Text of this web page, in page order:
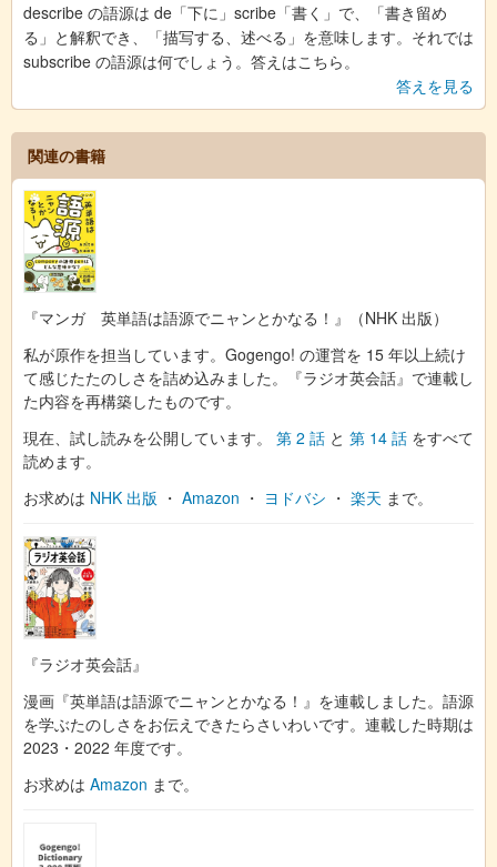
describe の語源は de「下に」scribe「書く」で、「書き留め
る」と解釈でき、「描写する、述べる」を意味します。それでは
subscribe の語源は何でしょう。答えはこちら。
答えを見る
関連の書籍
『マンガ 英単語は語源でニャンとかなる！』（NHK 出版）
私が原作を担当しています。Gogengo! の運営を 15 年以上続け
て感じたたのしさを詰め込みました。『ラジオ英会話』で連載し
た内容を再構築したものです。
現在、試し読みを公開しています。 第 2 話 と 第 14 話 をすべて
読めます。
お求めは NHK 出版 ・ Amazon ・ ヨドバシ ・ 楽天 まで。
『ラジオ英会話』
漫画『英単語は語源でニャンとかなる！』を連載しました。語源
を学ぶたのしさをお伝えできたらさいわいです。連載した時期は
2023・2022 年度です。
お求めは Amazon まで。